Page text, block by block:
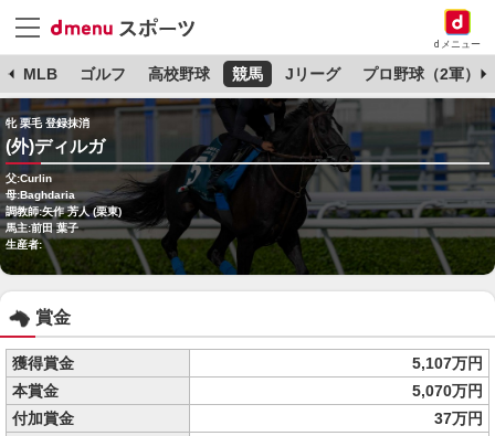
dメニュー
MLB ゴルフ 高校野球 競馬 Jリーグ プロ野球（2軍）
牝 栗毛 登録抹消
(外)ディルガ
父:Curlin
母:Baghdaria
調教師:矢作 芳人 (栗東)
馬主:前田 葉子
生産者:
賞金
獲得賞金
5,107万円
本賞金
5,070万円
付加賞金
37万円